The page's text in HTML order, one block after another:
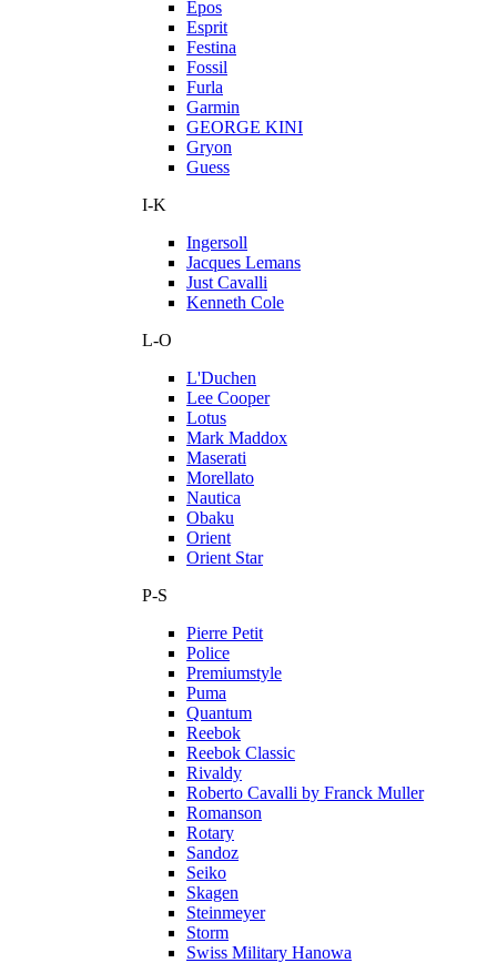
Epos
Esprit
Festina
Fossil
Furla
Garmin
GEORGE KINI
Gryon
Guess
I-K
Ingersoll
Jacques Lemans
Just Cavalli
Kenneth Cole
L-O
L'Duchen
Lee Cooper
Lotus
Mark Maddox
Maserati
Morellato
Nautica
Obaku
Orient
Orient Star
P-S
Pierre Petit
Police
Premiumstyle
Puma
Quantum
Reebok
Reebok Classic
Rivaldy
Roberto Cavalli by Franck Muller
Romanson
Rotary
Sandoz
Seiko
Skagen
Steinmeyer
Storm
Swiss Military Hanowa